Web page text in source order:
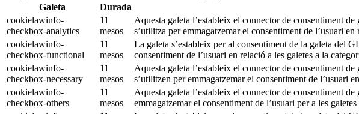
Galeta
Durada
cookielawinfo-
checkbox-analytics
11
mesos
Aquesta galeta l’estableix el connector de consentiment
s’utilitza per emmagatzemar el consentiment de l’usuari
cookielawinfo-
checkbox-functional
11
mesos
La galeta s’estableix per al consentiment de la galeta del
consentiment de l’usuari en relació a les galetes a la
cookielawinfo-
checkbox-necessary
11
mesos
Aquesta galeta l’estableix el connector de consentiment
s’utilitzen per emmagatzemar el consentiment de l’usuari
cookielawinfo-
checkbox-others
11
mesos
Aquesta galeta l’estableix el connector de consentiment de
emmagatzemar el consentiment de l’usuari per a les